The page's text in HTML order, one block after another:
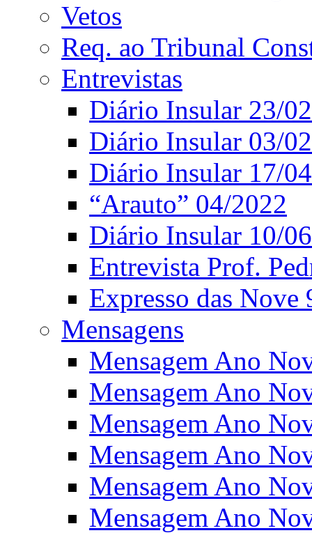
Vetos
Req. ao Tribunal
Entrevistas
Diário Insular 23/
Diário Insular 03/
Diário Insular 17/
“Arauto” 04/2022
Diário Insular 10/
Entrevista Prof.
Expresso das Nove
Mensagens
Mensagem Ano
Mensagem Ano
Mensagem Ano
Mensagem Ano
Mensagem Ano
Mensagem Ano